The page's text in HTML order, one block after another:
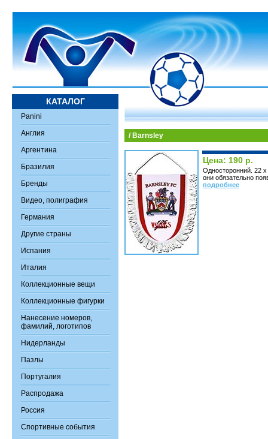
КАТАЛОГ
Panini
Англия
Аргентина
Бразилия
Бренды
Видео, полиграфия
Германия
Другие страны
Испания
Италия
Коллекционные вещи
Коллекционные фигурки
Нанесение номеров,
фамилий, логотипов
Нидерланды
Пазлы
Португалия
Распродажа
Россия
Спортивные события
/ Barnsley
Цена: 190 р.
Односторонний. 22
они обязательно
подробнее